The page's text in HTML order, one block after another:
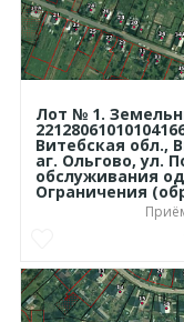
Лот № 1.
Витебская обл.,
аг. Ольгово, ул.
обслуживания
Ограничения